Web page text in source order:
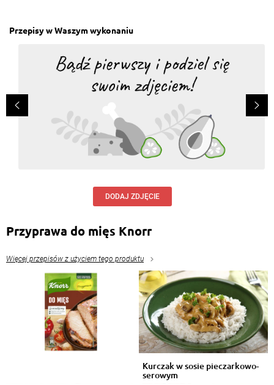
Przepisy w Waszym wykonaniu
DODAJ ZDJĘCIE
Przyprawa do mięs Knorr
Więcej przepisów z użyciem tego produktu
Kurczak w sosie pieczarkowo-
serowym